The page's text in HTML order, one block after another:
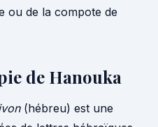
ou de la compote de
de Hanouka
(hébreu) est une